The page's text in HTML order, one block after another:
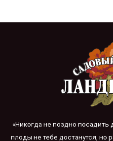
«Никогда не поздно посадить
плоды не тебе достанутся, но